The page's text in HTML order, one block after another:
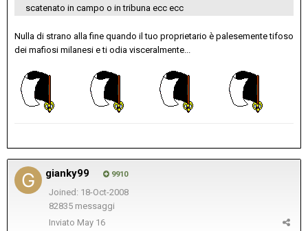
scatenato in campo o in tribuna ecc ecc
Nulla di strano alla fine quando il tuo proprietario è palesemente tifoso
dei mafiosi milanesi e ti odia visceralmente...
gianky99 9910
Joined: 18-Oct-2008
82835 messaggi
Inviato May 16